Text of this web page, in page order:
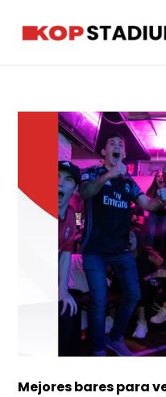
Mejores bares para